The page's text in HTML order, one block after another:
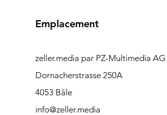
Besoin d'aide?
nous contacter
toute question
Emplacement
zeller.media par PZ-Multimedia AG
Dornacherstrasse 250A
4053 Bâle
info@zeller.media